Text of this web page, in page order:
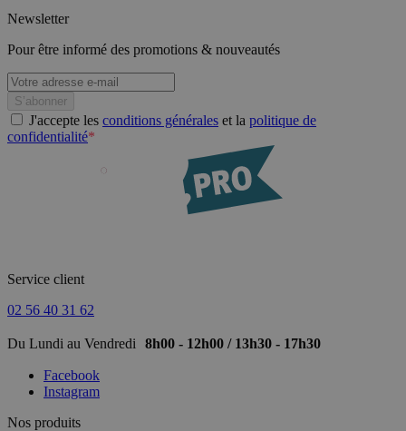
Newsletter
Pour être informé des promotions & nouveautés
J'accepte les conditions générales et la politique de
confidentialité*
Service client
02 56 40 31 62
Du Lundi au Vendredi 8h00 - 12h00 / 13h30 - 17h30
Facebook
Instagram
Nos produits